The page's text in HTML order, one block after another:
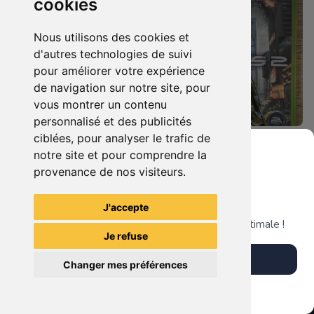
cookies
Nous utilisons des cookies et
d'autres technologies de suivi
pour améliorer votre expérience
de navigation sur notre site, pour
vous montrer un contenu
personnalisé et des publicités
ciblées, pour analyser le trafic de
notre site et pour comprendre la
provenance de nos visiteurs.
J'accepte
Je refuse
Changer mes préférences
4.90 € 0
Darksiders Ii - Edition Limitée Xbox 360
4.90 €
Crysis 2 Xbox 360
TheGamingR83
Grenier du Geek
Télécharge notre app pour une expérience optimale !
Télécharger l'app